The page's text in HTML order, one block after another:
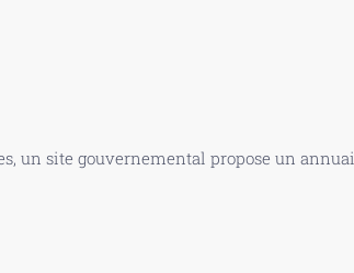
un site gouvernemental propose un